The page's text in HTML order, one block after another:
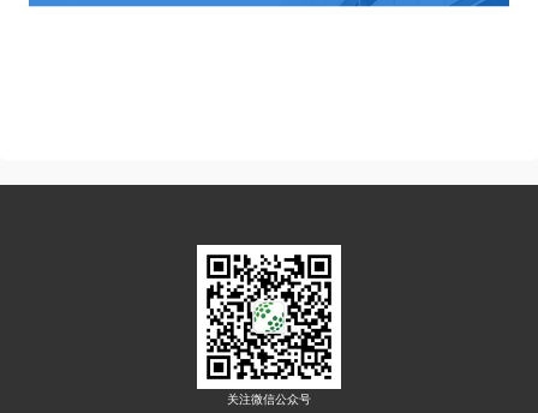
关注微信公众号